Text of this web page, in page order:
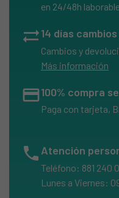
en 24/48h
sync_alt14 días
Cambios y
Más información
credit_card100% compra
Paga con tarjeta,
phone Atención
Teléfono: 881 240
Lunes a Viernes: